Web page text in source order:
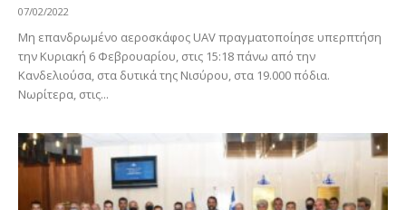
07/02/2022
Μη επανδρωμένο αεροσκάφος UAV πραγματοποίησε υπερπτήση
την Κυριακή 6 Φεβρουαρίου, στις 15:18 πάνω από την
Κανδελιούσα, στα δυτικά της Νισύρου, στα 19.000 πόδια.
Νωρίτερα, στις...